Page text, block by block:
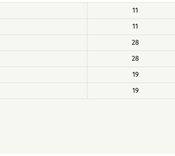
11
11
28
28
19
19